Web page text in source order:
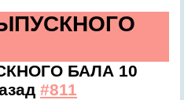
БАЛА 10
#811